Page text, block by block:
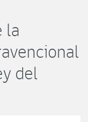
la
del